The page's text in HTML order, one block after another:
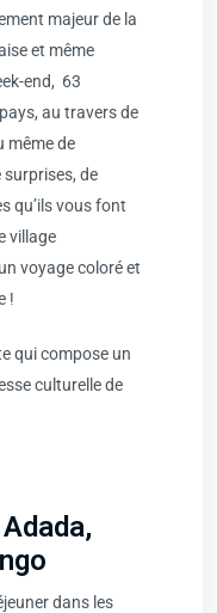
majeur de la
et même
end, 63
au travers de
même de
de
qu’ils vous font
village
voyage coloré et
!
qui compose un
culturelle de
dans les